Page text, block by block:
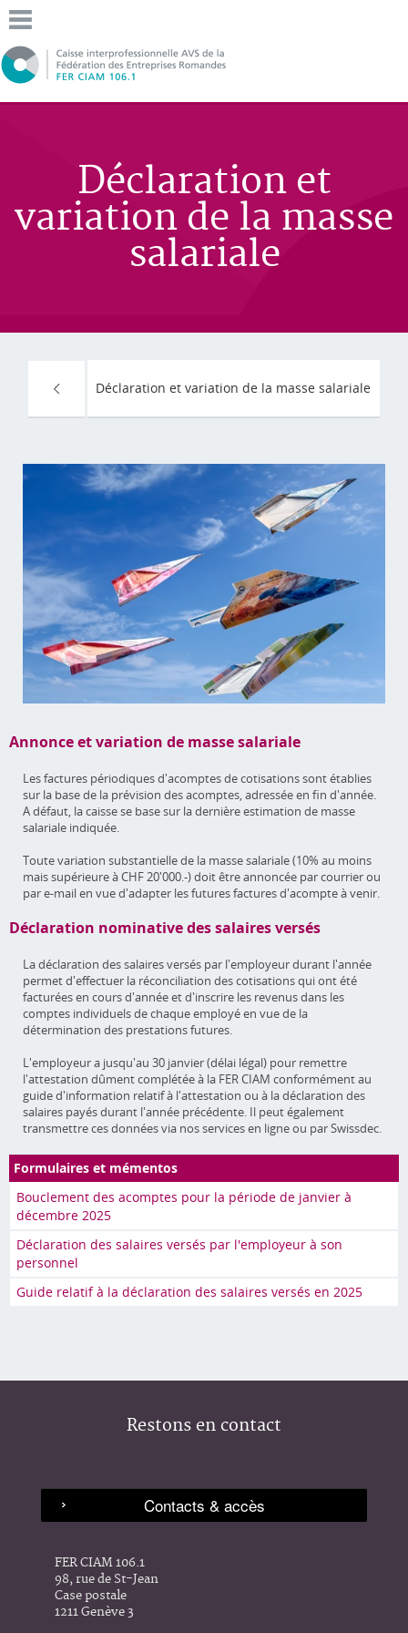
Déclaration et
variation de la masse
salariale
Déclaration et variation de la masse salariale
Annonce et variation de masse salariale
Les factures périodiques d'acomptes de cotisations sont établies
sur la base de la prévision des acomptes, adressée en fin d'année.
A défaut, la caisse se base sur la dernière estimation de masse
salariale indiquée.
Toute variation substantielle de la masse salariale (10% au moins
mais supérieure à CHF 20'000.-) doit être annoncée par courrier ou
par e-mail en vue d'adapter les futures factures d'acompte à venir.
Déclaration nominative des salaires versés
La déclaration des salaires versés par l'employeur durant l'année
permet d'effectuer la réconciliation des cotisations qui ont été
facturées en cours d'année et d'inscrire les revenus dans les
comptes individuels de chaque employé en vue de la
détermination des prestations futures.
L'employeur a jusqu'au 30 janvier (délai légal) pour remettre
l'attestation dûment complétée à la FER CIAM conformément au
guide d'information relatif à l'attestation ou à la déclaration des
salaires payés durant l'année précédente. Il peut également
transmettre ces données via nos services en ligne ou par Swissdec.
Formulaires et mémentos
Bouclement des acomptes pour la période de janvier à
décembre 2025
Déclaration des salaires versés par l'employeur à son
personnel
Guide relatif à la déclaration des salaires versés en 2025
Restons en contact
FER CIAM 106.1
98, rue de St-Jean
Case postale
1211 Genève 3